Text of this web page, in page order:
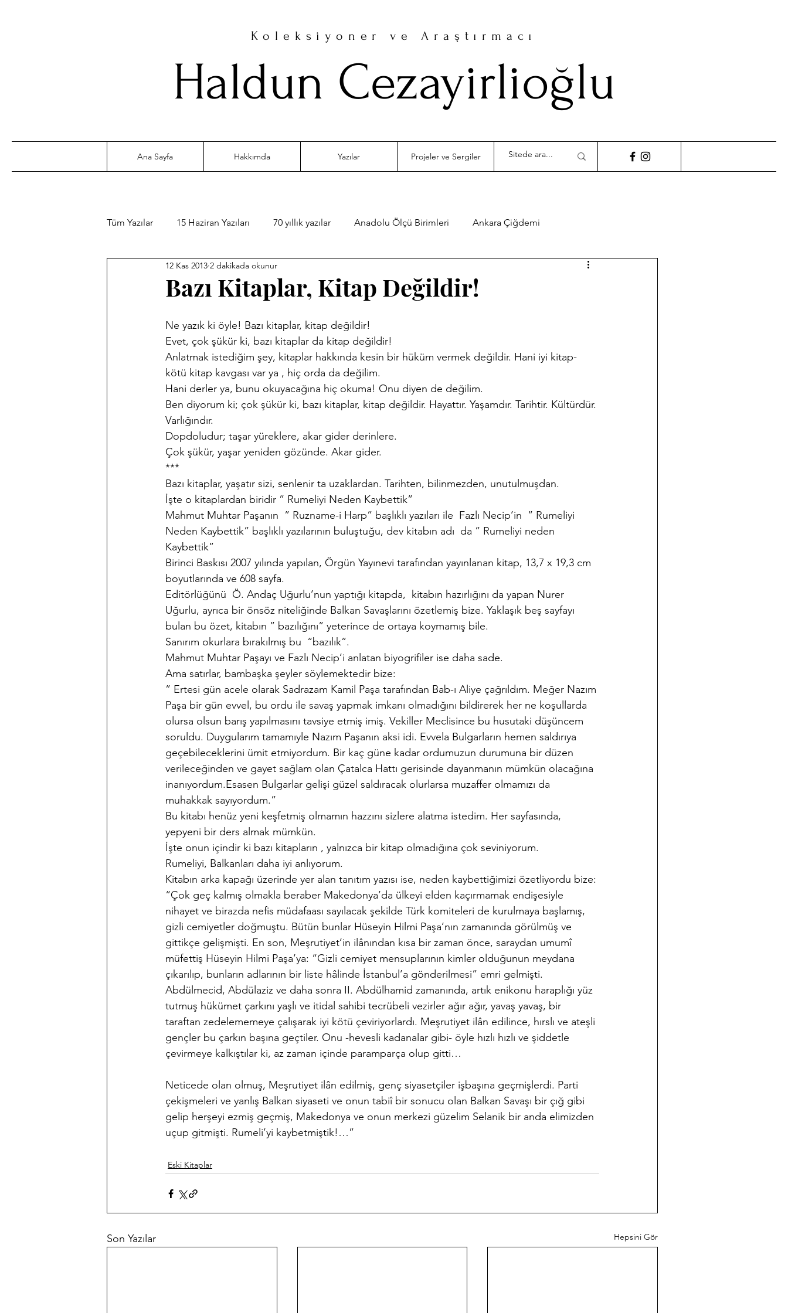
Koleksiyoner ve Araştırmacı
Haldun Cezayirlioğlu
Ana Sayfa Hakkımda Yazılar Projeler ve Sergiler
Tüm Yazılar 15 Haziran Yazıları 70 yıllık yazılar Anadolu Ölçü Birimleri Ankara Çiğdemi
Ankara Kent Heykelleri Ankara Kitapları Basında çalışmalarımız
Haber Akis Yazıları Harf Devrimi Hızırellez İLEV İzmir Yazıları Kent Kimliği Koleksiyon Kültürü
Memleket Hastaneleri Fotoğraf Proje Konuk Yazar Köy Enstitüleri Nazim Nasreddinov Yazıları
Sergilerim Tarihi Fotoğraflar Uluğ Bey
Bazı Kitaplar, Kitap Değildir!
12 Kas 2013 2 dakikada okunur
Ne yazık ki öyle! Bazı kitaplar, kitap değildir!
Evet, çok şükür ki, bazı kitaplar da kitap değildir!
Anlatmak istediğim şey, kitaplar hakkında kesin bir hüküm vermek değildir. Hani iyi kitap-
kötü kitap kavgası var ya , hiç orda da değilim.
Hani derler ya, bunu okuyacağına hiç okuma! Onu diyen de değilim.
Ben diyorum ki; çok şükür ki, bazı kitaplar, kitap değildir. Hayattır. Yaşamdır. Tarihtir. Kültürdür.
Varlığındır.
Dopdoludur; taşar yüreklere, akar gider derinlere.
Çok şükür, yaşar yeniden gözünde. Akar gider.
***
Bazı kitaplar, yaşatır sizi, senlenir ta uzaklardan. Tarihten, bilinmezden, unutulmuşdan.
İşte o kitaplardan biridir ” Rumeliyi Neden Kaybettik”
Mahmut Muhtar Paşanın  ” Ruzname-i Harp” başlıklı yazıları ile  Fazlı Necip’in  ” Rumeliyi
Neden Kaybettik” başlıklı yazılarının buluştuğu, dev kitabın adı  da ” Rumeliyi neden
Kaybettik”
Birinci Baskısı 2007 yılında yapılan, Örgün Yayınevi tarafından yayınlanan kitap, 13,7 x 19,3 cm
boyutlarında ve 608 sayfa.
Editörlüğünü  Ö. Andaç Uğurlu’nun yaptığı kitapda,  kitabın hazırlığını da yapan Nurer
Uğurlu, ayrıca bir önsöz niteliğinde Balkan Savaşlarını özetlemiş bize. Yaklaşık beş sayfayı
bulan bu özet, kitabın ” bazılığını” yeterince de ortaya koymamış bile.
Sanırım okurlara bırakılmış bu  “bazılık”.
Mahmut Muhtar Paşayı ve Fazlı Necip’i anlatan biyogrifiler ise daha sade.
Ama satırlar, bambaşka şeyler söylemektedir bize:
” Ertesi gün acele olarak Sadrazam Kamil Paşa tarafından Bab-ı Aliye çağrıldım. Meğer Nazım
Paşa bir gün evvel, bu ordu ile savaş yapmak imkanı olmadığını bildirerek her ne koşullarda
olursa olsun barış yapılmasını tavsiye etmiş imiş. Vekiller Meclisince bu husutaki düşüncem
soruldu. Duygularım tamamıyle Nazım Paşanın aksi idi. Evvela Bulgarların hemen saldırıya
geçebileceklerini ümit etmiyordum. Bir kaç güne kadar ordumuzun durumuna bir düzen
verileceğinden ve gayet sağlam olan Çatalca Hattı gerisinde dayanmanın mümkün olacağına
inanıyordum.Esasen Bulgarlar gelişi güzel saldıracak olurlarsa muzaffer olmamızı da
muhakkak sayıyordum.”
Bu kitabı henüz yeni keşfetmiş olmamın hazzını sizlere alatma istedim. Her sayfasında,
yepyeni bir ders almak mümkün.
İşte onun içindir ki bazı kitapların , yalnızca bir kitap olmadığına çok seviniyorum.
Rumeliyi, Balkanları daha iyi anlıyorum.
Kitabın arka kapağı üzerinde yer alan tanıtım yazısı ise, neden kaybettiğimizi özetliyordu bize:
“Çok geç kalmış olmakla beraber Makedonya’da ülkeyi elden kaçırmamak endişesiyle
nihayet ve birazda nefis müdafaası sayılacak şekilde Türk komiteleri de kurulmaya başlamış,
gizli cemiyetler doğmuştu. Bütün bunlar Hüseyin Hilmi Paşa’nın zamanında görülmüş ve
gittikçe gelişmişti. En son, Meşrutiyet’in ilânından kısa bir zaman önce, saraydan umumî
müfettiş Hüseyin Hilmi Paşa’ya: “Gizli cemiyet mensuplarının kimler olduğunun meydana
çıkarılıp, bunların adlarının bir liste hâlinde İstanbul’a gönderilmesi” emri gelmişti.
Abdülmecid, Abdülaziz ve daha sonra II. Abdülhamid zamanında, artık enikonu haraplığı yüz
tutmuş hükümet çarkını yaşlı ve itidal sahibi tecrübeli vezirler ağır ağır, yavaş yavaş, bir
taraftan zedelememeye çalışarak iyi kötü çeviriyorlardı. Meşrutiyet ilân edilince, hırslı ve ateşli
gençler bu çarkın başına geçtiler. Onu -hevesli kadanalar gibi- öyle hızlı hızlı ve şiddetle
çevirmeye kalkıştılar ki, az zaman içinde paramparça olup gitti…
Neticede olan olmuş, Meşrutiyet ilân edilmiş, genç siyasetçiler işbaşına geçmişlerdi. Parti
çekişmeleri ve yanlış Balkan siyaseti ve onun tabiî bir sonucu olan Balkan Savaşı bir çığ gibi
gelip herşeyi ezmiş geçmiş, Makedonya ve onun merkezi güzelim Selanik bir anda elimizden
uçup gitmişti. Rumeli’yi kaybetmiştik!…”
Eski Kitaplar
Son Yazılar Hepsini Gör